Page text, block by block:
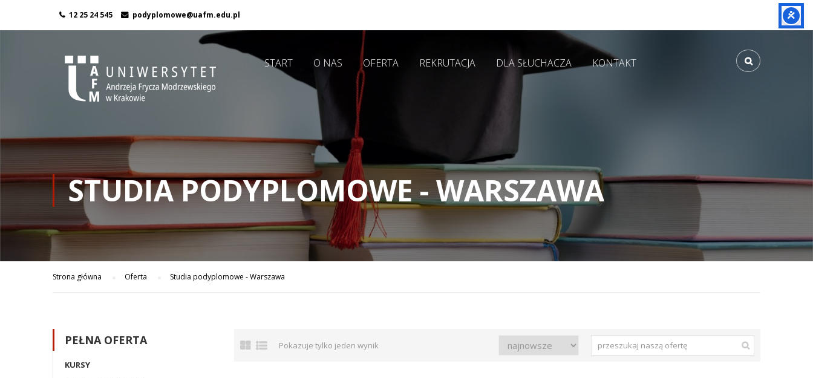
12 25 24 545 podyplomowe@uafm.edu.pl
START O NAS OFERTA REKRUTACJA DLA SŁUCHACZA KONTAKT
STUDIA PODYPLOMOWE - WARSZAWA
Strona główna Oferta Studia podyplomowe - Warszawa
Pokazuje tylko jeden wynik
PEŁNA OFERTA
KURSY